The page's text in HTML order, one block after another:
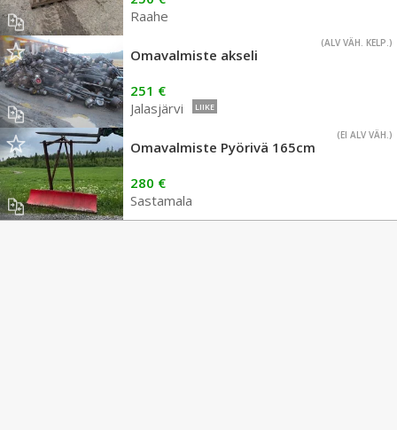
Raahe
(ALV VÄH. KELP.)
Omavalmiste akseli
251 €
Jalasjärvi
LIIKE
(EI ALV VÄH.)
Omavalmiste Pyörivä 165cm
280 €
Sastamala